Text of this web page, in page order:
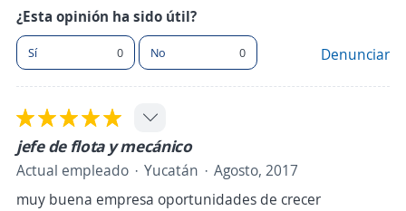
¿Esta opinión ha sido útil?
Sí 0 No 0 Denunciar
jefe de flota y mecánico
Actual empleado Yucatán
Agosto, 2017
muy buena empresa oportunidades de crecer